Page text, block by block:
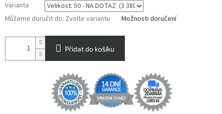
Varianta
Můžeme doručit do: Zvolte variantu Možnosti doručení
Přidat do košíku